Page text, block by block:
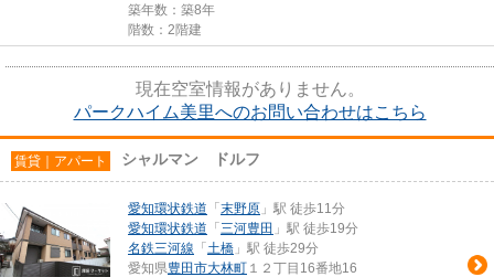
築年数：築8年
階数：2階建
現在空室情報がありません。
パークハイム美里へのお問い合わせはこちら
賃貸｜アパート シャルマン ドルフ
愛知環状鉄道 「 末野原 」駅 徒歩11分
愛知環状鉄道 「 三河豊田 」駅 徒歩19分
名鉄三河線 「 土橋 」駅 徒歩29分
愛知県豊田市大林町 １２丁目16番地16